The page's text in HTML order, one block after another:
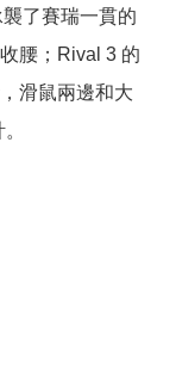
了賽瑞一貫的
腰；Rival 3 的
滑鼠兩邊和大